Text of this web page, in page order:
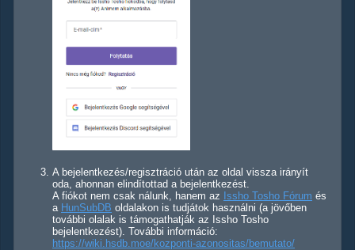
A bejelentkezés/regisztráció után az oldal vissza irányít
oda, ahonnan elindítottad a bejelentkezést.
A fiókot nem csak nálunk, hanem az Issho Tosho Fórum és
a HunSubDB oldalakon is tudjátok használni (a jövőben
további olalak is támogathatják az Issho Tosho
bejelentkezést). További információ:
https://wiki.hsdb.moe/kozponti-azonositas/bemutato/